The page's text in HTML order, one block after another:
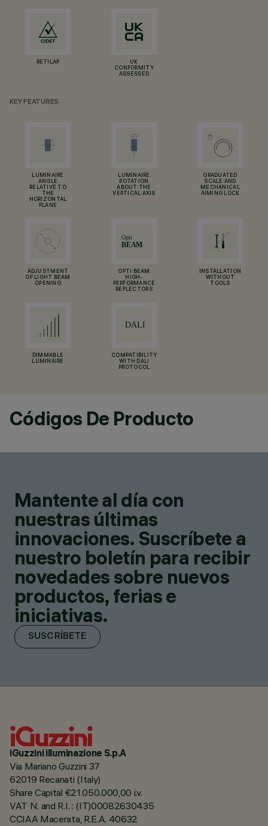
RETILAP
UK
CONFORMITY
ASSESSED
KEY FEATURES
LUMINAIRE
ANGLE
RELATIVE TO
THE
HORIZONTAL
PLANE
LUMINAIRE
ROTATION
ABOUT THE
VERTICAL AXIS
GRADUATED
SCALE AND
MECHANICAL
AIMING LOCK
ADJUSTMENT
OF LIGHT BEAM
OPENING
OPTI BEAM
HIGH-
PERFORMANCE
REFLECTORS
INSTALLATION
WITHOUT
TOOLS
DIMMABLE
LUMINAIRE
COMPATIBILITY
WITH DALI
PROTOCOL
Códigos De Producto
Mantente al día con
nuestras últimas
innovaciones. Suscríbete a
nuestro boletín para recibir
novedades sobre nuevos
productos, ferias e
iniciativas.
SUSCRÍBETE
iGuzzini illuminazione S.p.A
Via Mariano Guzzini 37
62019 Recanati (Italy)
Share Capital €21.050.000,00 i.v.
VAT N. and R.I. : (IT)00082630435
CCIAA Macerata, R.E.A. 40632